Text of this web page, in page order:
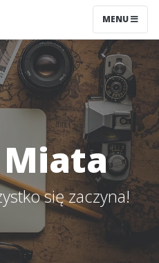
MENU
Miata
się zaczyna!